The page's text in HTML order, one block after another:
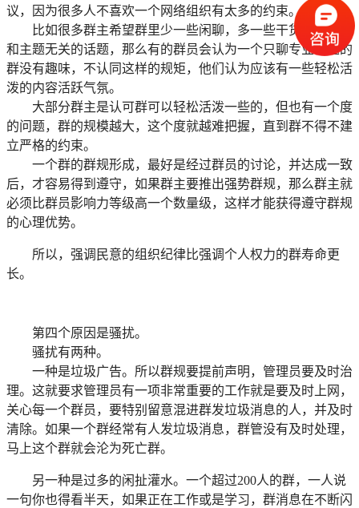
议，因为很多人不喜欢一个网络组织有太多的约束。
比如很多群主希望群里少一些闲聊，多一些干货，不要发
和主题无关的话题，那么有的群员会认为一个只聊专业话题的
群没有趣味，不认同这样的规矩，他们认为应该有一些轻松活
泼的内容活跃气氛。
大部分群主是认可群可以轻松活泼一些的，但也有一个度
的问题，群的规模越大，这个度就越难把握，直到群不得不建
立严格的约束。
一个群的群规形成，最好是经过群员的讨论，并达成一致
后，才容易得到遵守，如果群主要推出强势群规，那么群主就
必须比群员影响力等级高一个数量级，这样才能获得遵守群规
的心理优势。
所以，强调民意的组织纪律比强调个人权力的群寿命更
长。
第四个原因是骚扰。
骚扰有两种。
一种是垃圾广告。所以群规要提前声明，管理员要及时治
理。这就要求管理员有一项非常重要的工作就是要及时上网，
关心每一个群员，要特别留意混进群发垃圾消息的人，并及时
清除。如果一个群经常有人发垃圾消息，群管没有及时处理，
马上这个群就会沦为死亡群。
另一种是过多的闲扯灌水。一个超过200人的群，一人说
一句你也得看半天，如果正在工作或是学习，群消息在不断闪